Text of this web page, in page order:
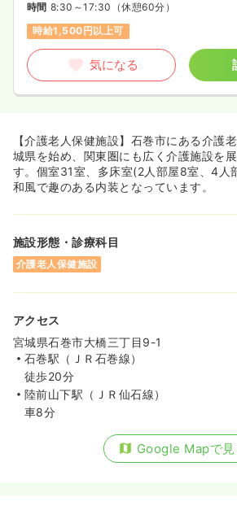
時間 8:30～17:30 （休憩60分）
時給1,500円以上可
気になる
【介護老人保健施設】石巻市にある介護
城県を始め、関東圏にも広く介護施設を
す。個室31室、多床室(2人部屋8室、4人
和風で趣のある内装となっています。
施設形態・診療科目
介護老人保健施設
アクセス
宮城県石巻市大橋三丁目9-1
石巻駅（ＪＲ石巻線）
徒歩20分
陸前山下駅（ＪＲ仙石線）
車8分
Google Mapで見